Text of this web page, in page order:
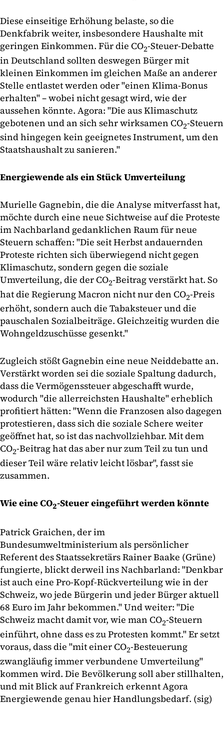
Diese einseitige Erhöhung belaste, so die
Denkfabrik weiter, insbesondere Haushalte mit
geringen Einkommen. Für die CO2-Steuer-Debatte
in Deutschland sollten deswegen Bürger mit
kleinen Einkommen im gleichen Maße an anderer
Stelle entlastet werden oder "einen Klima-Bonus
erhalten" – wobei nicht gesagt wird, wie der
aussehen könnte. Agora: "Die aus Klimaschutz
gebotenen und an sich sehr wirksamen CO2-Steuern
sind hingegen kein geeignetes Instrument, um den
Staatshaushalt zu sanieren."
Energiewende als ein Stück Umverteilung
Murielle Gagnebin, die die Analyse mitverfasst hat,
möchte durch eine neue Sichtweise auf die Proteste
im Nachbarland gedanklichen Raum für neue
Steuern schaffen: "Die seit Herbst andauernden
Proteste richten sich überwiegend nicht gegen
Klimaschutz, sondern gegen die soziale
Umverteilung, die der CO2-Beitrag verstärkt hat. So
hat die Regierung Macron nicht nur den CO2-Preis
erhöht, sondern auch die Tabaksteuer und die
pauschalen Sozialbeiträge. Gleichzeitig wurden die
Wohngeldzuschüsse gesenkt."
Zugleich stößt Gagnebin eine neue Neiddebatte an.
Verstärkt worden sei die soziale Spaltung dadurch,
dass die Vermögenssteuer abgeschafft wurde,
wodurch "die allerreichsten Haushalte" erheblich
profitiert hätten: "Wenn die Franzosen also dagegen
protestieren, dass sich die soziale Schere weiter
geöffnet hat, so ist das nachvollziehbar. Mit dem
CO2-Beitrag hat das aber nur zum Teil zu tun und
dieser Teil wäre relativ leicht lösbar", fasst sie
zusammen.
Wie eine CO2-Steuer eingeführt werden könnte
Patrick Graichen, der im
Bundesumweltministerium als persönlicher
Referent des Staatssekretärs Rainer Baake (Grüne)
fungierte, blickt derweil ins Nachbarland: "Denkbar
ist auch eine Pro-Kopf-Rückverteilung wie in der
Schweiz, wo jede Bürgerin und jeder Bürger aktuell
68 Euro im Jahr bekommen." Und weiter: "Die
Schweiz macht damit vor, wie man CO2-Steuern
einführt, ohne dass es zu Protesten kommt." Er setzt
voraus, dass die "mit einer CO2-Besteuerung
zwangläufig immer verbundene Umverteilung"
kommen wird. Die Bevölkerung soll aber stillhalten,
und mit Blick auf Frankreich erkennt Agora
Energiewende genau hier Handlungsbedarf. (sig)